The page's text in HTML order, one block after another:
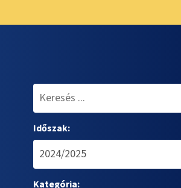
Időszak:
Kategória: